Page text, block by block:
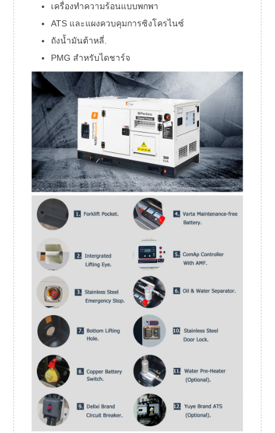
เครื่องทำความร้อนแบบพกพา
ATS และแผงควบคุมการซิงโครไนซ์
ถังน้ำมันต้าหลี่.
PMG สำหรับไดชาร์จ